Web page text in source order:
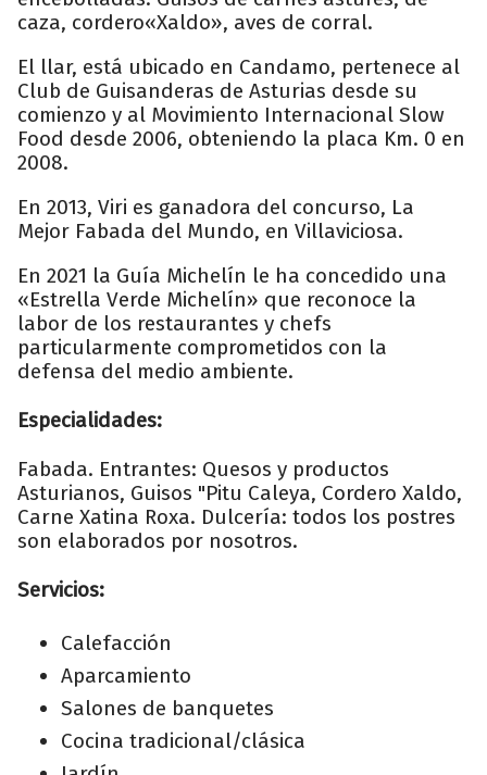
caza, cordero«Xaldo», aves de corral.
El llar, está ubicado en Candamo, pertenece al
Club de Guisanderas de Asturias desde su
comienzo y al Movimiento Internacional Slow
Food desde 2006, obteniendo la placa Km. 0 en
2008.
En 2013, Viri es ganadora del concurso, La
Mejor Fabada del Mundo, en Villaviciosa.
En 2021 la Guía Michelín le ha concedido una
«Estrella Verde Michelín» que reconoce la
labor de los restaurantes y chefs
particularmente comprometidos con la
defensa del medio ambiente.
Especialidades:
Fabada. Entrantes: Quesos y productos
Asturianos, Guisos "Pitu Caleya, Cordero Xaldo,
Carne Xatina Roxa. Dulcería: todos los postres
son elaborados por nosotros.
Servicios:
Calefacción
Aparcamiento
Salones de banquetes
Cocina tradicional/clásica